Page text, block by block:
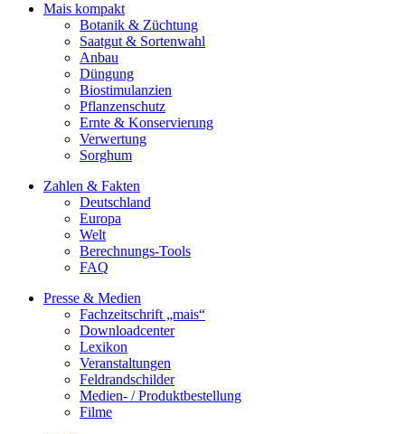
Mais kompakt
Botanik & Züchtung
Saatgut & Sortenwahl
Anbau
Düngung
Biostimulanzien
Pflanzenschutz
Ernte & Konservierung
Verwertung
Sorghum
Zahlen & Fakten
Deutschland
Europa
Welt
Berechnungs-Tools
FAQ
Presse & Medien
Fachzeitschrift „mais“
Downloadcenter
Lexikon
Veranstaltungen
Feldrandschilder
Medien- / Produktbestellung
Filme